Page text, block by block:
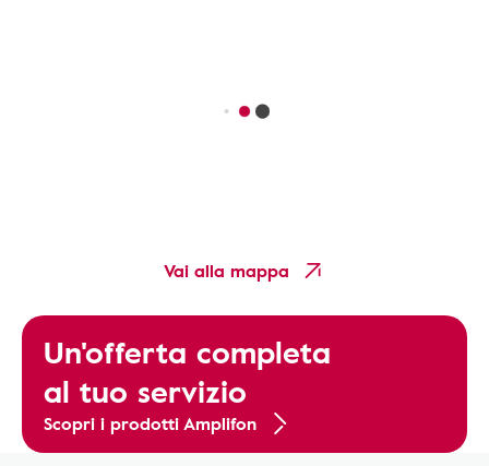
Vai alla mappa
Un'offerta completa
al tuo servizio
Scopri i prodotti Amplifon